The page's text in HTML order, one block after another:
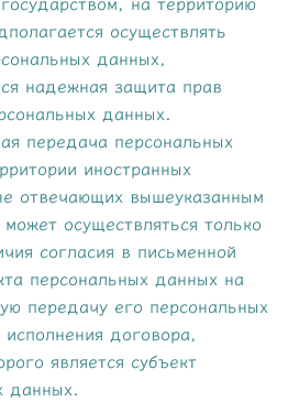
осуществлять
данных,
надежная защита прав
данных.
передача персональных
иностранных
отвечающих вышеуказанным
осуществляться только
согласия в письменной
персональных данных на
передачу его персональных
договора,
является субъект
данных.